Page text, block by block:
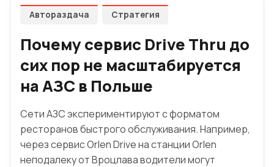
Автораздача Стратегия
Почему сервис Drive Thru до
сих пор не масштабируется
на АЗС в Польше
Сети АЗС экспериментируют с форматом
ресторанов быстрого обслуживания. Например,
через сервис Orlen Drive на станции Orlen
неподалеку от Вроцлава водители могут